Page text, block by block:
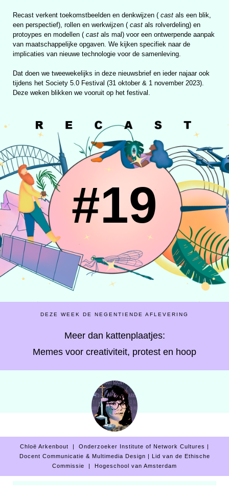
Recast verkent toekomstbeelden en denkwijzen ( cast als een blik,
een perspectief), rollen en werkwijzen ( cast als rolverdeling) en
protoypes en modellen ( cast als mal) voor een ontwerpende aanpak
van maatschappelijke opgaven. We kijken specifiek naar de
implicaties van nieuwe technologie voor de samenleving.
Dat doen we tweewekelijks in deze nieuwsbrief en ieder najaar ook
tijdens het Society 5.0 Festival (31 oktober & 1 november 2023).
Deze weken blikken we vooruit op het festival.
#19
DEZE WEEK DE NEGENTIENDE AFLEVERING
Meer dan kattenplaatjes:
Memes voor creativiteit, protest en hoop
Chloë Arkenbout | Onderzoeker Institute of Network Cultures |
Docent Communicatie & Multimedia Design | Lid van de Ethische
Commissie | Hogeschool van Amsterdam